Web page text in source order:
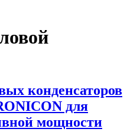
конденсаторов
для
мощности